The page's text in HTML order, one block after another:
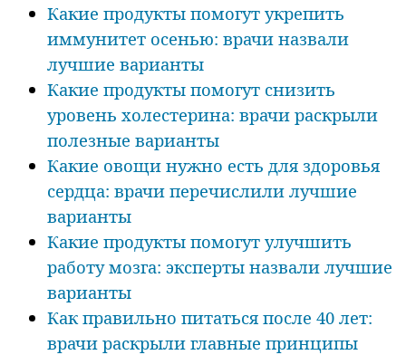
Какие продукты помогут укрепить
иммунитет осенью: врачи назвали
лучшие варианты
Какие продукты помогут снизить
уровень холестерина: врачи раскрыли
полезные варианты
Какие овощи нужно есть для здоровья
сердца: врачи перечислили лучшие
варианты
Какие продукты помогут улучшить
работу мозга: эксперты назвали лучшие
варианты
Как правильно питаться после 40 лет:
врачи раскрыли главные принципы